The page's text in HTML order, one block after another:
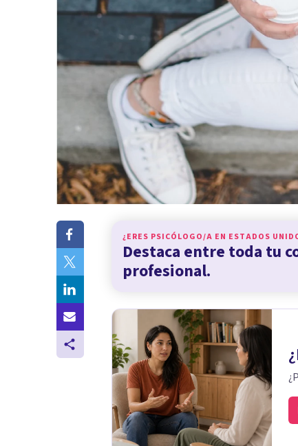
¿ERES PSICÓLOGO/A EN ESTADOS
Destaca entre toda tu
profesional.